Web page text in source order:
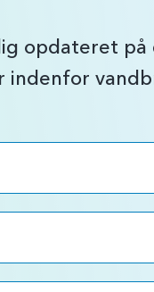
opdateret på
indenfor